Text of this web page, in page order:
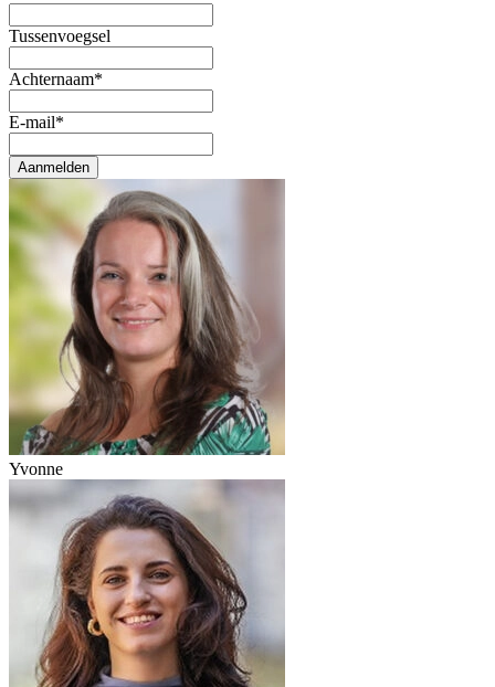
Tussenvoegsel
Achternaam*
E-mail*
Aanmelden
Yvonne